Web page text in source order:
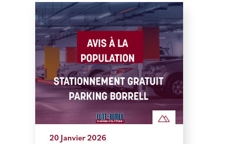
20 Janvier 2026